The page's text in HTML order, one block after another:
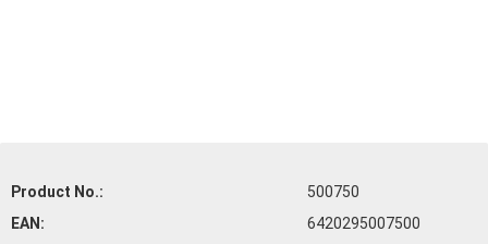
Product No.:
500750
EAN:
6420295007500